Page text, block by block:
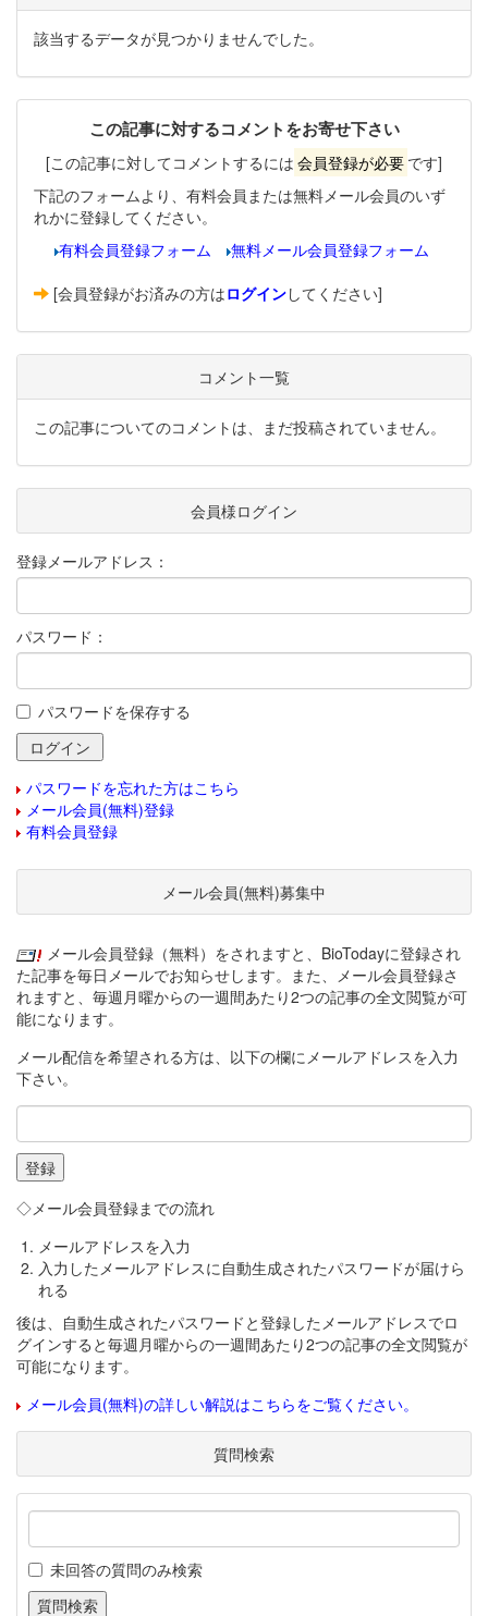
該当するデータが見つかりませんでした。
この記事に対するコメントをお寄せ下さい
[この記事に対してコメントするには 会員登録が必要 です]
下記のフォームより、有料会員または無料メール会員のいず
れかに登録してください。
有料会員登録フォーム
無料メール会員登録フォーム
[会員登録がお済みの方はログインしてください]
コメント一覧
この記事についてのコメントは、まだ投稿されていません。
会員様ログイン
登録メールアドレス：
パスワード：
パスワードを保存する
パスワードを忘れた方はこちら
メール会員(無料)登録
有料会員登録
メール会員(無料)募集中
メール会員登録（無料）をされますと、BioTodayに登録され
た記事を毎日メールでお知らせします。また、メール会員登録さ
れますと、毎週月曜からの一週間あたり2つの記事の全文閲覧が可
能になります。
メール配信を希望される方は、以下の欄にメールアドレスを入力
下さい。
◇メール会員登録までの流れ
メールアドレスを入力
入力したメールアドレスに自動生成されたパスワードが届けら
れる
後は、自動生成されたパスワードと登録したメールアドレスでロ
グインすると毎週月曜からの一週間あたり2つの記事の全文閲覧が
可能になります。
メール会員(無料)の詳しい解説はこちらをご覧ください。
質問検索
未回答の質問のみ検索